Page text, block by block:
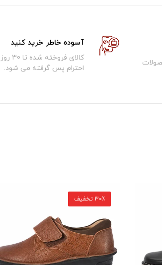
آسوده خاطر خرید کنید
کالای فروخته
احترام پس گرفته می شود.
30٪ تخفیف